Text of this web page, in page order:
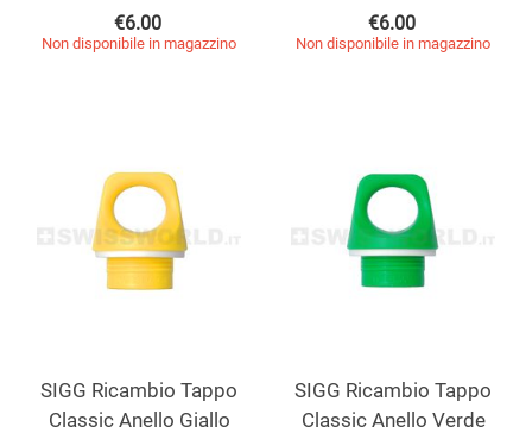
€6.00
Non disponibile in magazzino
€6.00
Non disponibile in magazzino
SIGG Ricambio Tappo
Classic Anello Giallo
SIGG Ricambio Tappo
Classic Anello Verde